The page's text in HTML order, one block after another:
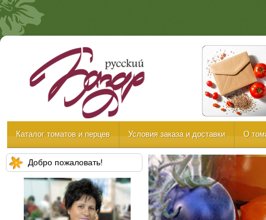
Каталог томатов и перцев Условия заказа и доставки О
Добро пожаловать!